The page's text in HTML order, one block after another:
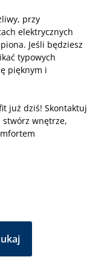
przy
elektrycznych
Jeśli będziesz
typowych
pięknym i
już dziś! Skontaktuj
stwórz wnętrze,